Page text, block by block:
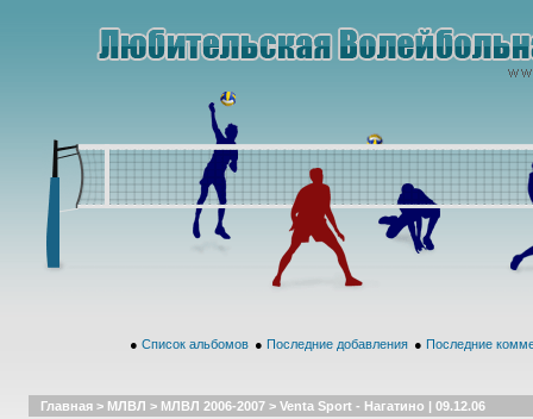
● Список альбомов ● Последние добавления ● Последние
Главная > МЛВЛ > МЛВЛ 2006-2007 > Venta Sport - Нагатино | 09.12.06